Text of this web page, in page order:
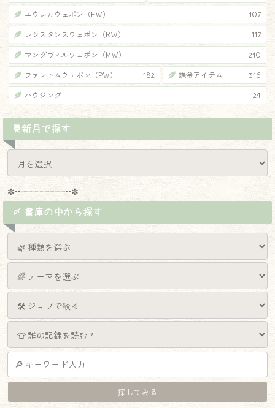
エウレカウェポン（EW） 107
レジスタンスウェポン（RW） 117
マンダヴィルウェポン（MW） 210
ファントムウェポン（PW） 182 課金アイテム 316
ハウジング 24
更新月で探す
✼••┈┈┈┈┈┈┈┈┈••✼
〆 書庫の中から探す